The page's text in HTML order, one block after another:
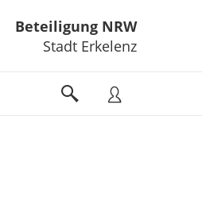
Beteiligung NRW
Stadt Erkelenz